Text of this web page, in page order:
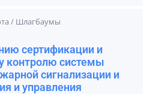
/ Шлагбаумы
сертификации и
контролю системы
сигнализации и
и управления